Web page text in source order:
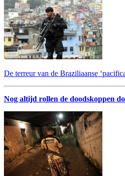
De terreur van de Braziliaanse
Nog altijd rollen de doodskoppen